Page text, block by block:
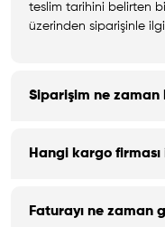
teslim tarihini belirten
üzerinden siparişinle
Siparişim ne
Hangi kargo
Faturayı ne zaman